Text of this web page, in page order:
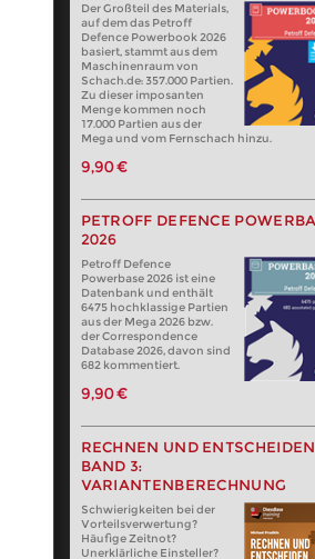
Der Großteil des Materials,
auf dem das Petroff
Defence Powerbook 2026
basiert, stammt aus dem
Maschinenraum von
Schach.de: 357.000 Partien.
Zu dieser imposanten
Menge kommen noch
17.000 Partien aus der
Mega und vom Fernschach hinzu.
9,90 €
PETROFF DEFENCE
2026
Petroff Defence
Powerbase 2026 ist eine
Datenbank und enthält
6475 hochklassige Partien
aus der Mega 2026 bzw.
der Correspondence
Database 2026, davon sind
682 kommentiert.
9,90 €
RECHNEN UND ENTSCHEIDEN
BAND 3:
VARIANTENBERECHNUNG
Schwierigkeiten bei der
Vorteilsverwertung?
Häufige Zeitnot?
Unerklärliche Einsteller?